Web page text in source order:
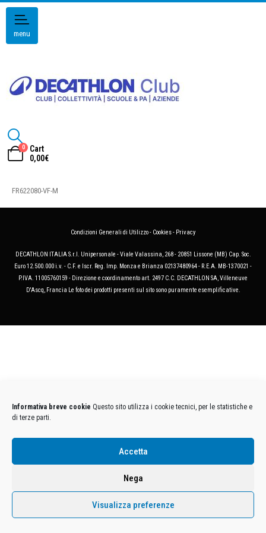
Informativa breve cookie Questo sito utilizza i cookie tecnici, per le statistiche e
di terze parti.
Accetta
Nega
Visualizza preferenze
menu
0
Cart
0,00€
FR622080-VF-M
Condizioni Generali di Utilizzo- Cookies- Privacy
DECATHLON ITALIA S.r.l. Unipersonale - Viale Valassina, 268 - 20851 Lissone (MB) Cap. Soc.
Euro 12.500.000 i.v. - C.F. e Iscr. Reg. Imp. Monza e Brianza 02137480964 - R.E.A. MB-1370021 -
P.IVA. 11005760159 - Direzione e coordinamento art. 2497 C.C. DECATHLON SA, Villeneuve
D'Ascq, Francia Le foto dei prodotti presenti sul sito sono puramente esemplificative.